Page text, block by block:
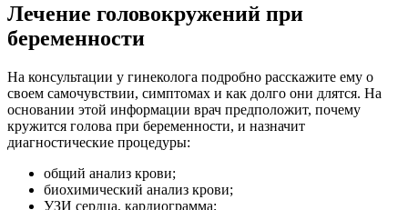
Лечение головокружений при
беременности
На консультации у гинеколога подробно расскажите ему о
своем самочувствии, симптомах и как долго они длятся. На
основании этой информации врач предположит, почему
кружится голова при беременности, и назначит
диагностические процедуры:
общий анализ крови;
биохимический анализ крови;
УЗИ сердца, кардиограмма;